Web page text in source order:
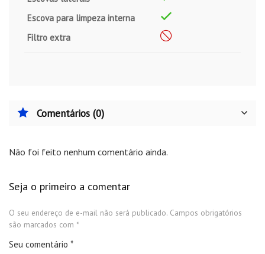
Escova para limpeza interna
Filtro extra
Comentários (0)
Não foi feito nenhum comentário ainda.
Seja o primeiro a comentar
O seu endereço de e-mail não será publicado. Campos obrigatórios
são marcados com *
Seu comentário *